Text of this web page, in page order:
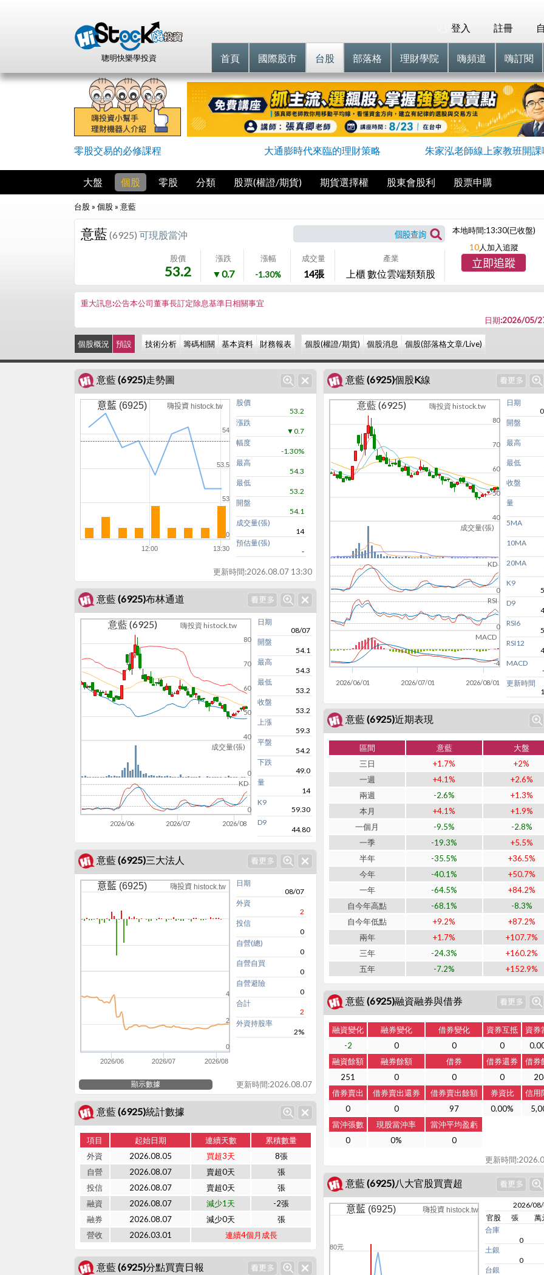
聰明快樂學投資
註冊
登入
首頁 國際股市 台股 部落格 理財學院 嗨頻道 嗨訂閱
零股交易的必修課程 大通膨時代來臨的理財策略 朱家泓老師線上家教班開課
大盤 個股 零股 分類 股票(權證/期貨) 期貨選擇權 股東會股利 股票申購
台股 » 個股 » 意藍
意藍 (6925) 可現股當沖
股價
53.2
漲跌
▼0.7
漲幅
-1.30%
成交量
14張
產業
上櫃 數位雲端類類股
本地時間:13:30(已收盤)
10人加入追蹤
立即追蹤
重大訊息:公告本公司董事長訂定除息基準日相關事宜
日期:2026/05/
個股概況 預設 技術分析 籌碼相關 基本資料 財務報表 個股(權證/期貨) 個股消息 個股(部落格文章/Live)
意藍 (6925)走勢圖
意藍 (6925) 嗨投資 histock.tw
12:00 13:30
53
53.5
54
0
股價
53.2
漲跌
▼0.7
幅度
-1.30%
最高
54.3
最低
53.2
開盤
54.1
成交量(張)
14
預估量(張)
-
更新時間:2026.08.07 13:30
意藍 (6925)個股K線
成交量(張)
KD
RSI
MACD
意藍 (6925) 嗨投資 histock.tw
2026/06/01 2026/07/01 2026/08/01
40
50
60
70
80
0
0
-4
日期
開盤
最高
最低
收盤
量
5MA
10MA
20MA
K9
D9
RSI6
RSI12
MACD
更新時間
意藍 (6925)布林通道
成交量(張)
KD
意藍 (6925) 嗨投資 histock.tw
2026/06 2026/07 2026/08
40
50
60
70
80
0
0
日期
08/07
開盤
54.1
最高
54.3
最低
53.2
收盤
53.2
上漲
59.3
平盤
54.2
下跌
49.0
量
14
K9
59.30
D9
44.80
意藍 (6925)近期表現
區間 意藍
大盤
三日
+1.7%
+2%
一週
+4.1%
+2.6%
兩週
-2.6%
+1.3%
本月
+4.1%
+1.9%
一個月
-9.5%
-2.8%
一季
-19.3%
+5.5%
半年
-35.5%
+36.5%
今年
-40.1%
+50.7%
一年
-64.5%
+84.2%
自今年高點
-68.1%
-8.3%
自今年低點
+9.2%
+87.2%
兩年
+1.7%
+107.7%
三年
-24.3%
+160.2%
五年
-7.2% +152.9%
意藍 (6925)三大法人
意藍 (6925) 嗨投資 histock.tw
2026/06 2026/07 2026/08
0
2
4
日期
08/07
外資
2
投信
0
自營(總)
0
自營自買
0
自營避險
0
合計
2
外資持股率
2%
顯示數據 更新時間:2026.08.07
意藍 (6925)融資融券與借券
融資變化 融券變化 借券變化 資券互抵
資券
-2
0 0 0
融資餘額
融券餘額 借券 借券還券
借券
251
0 0 0
借券賣出
借券賣出還券 借券賣出餘額 券資比
信用
0
0 97 0.00%
當沖張數
現股當沖率
當沖平均盈虧
0
0%
0
更新時間
意藍 (6925)統計數據
項目 起始日期 連續天數
累積數量
外資
2026.08.05 買超3天
8張
自營
2026.08.07 賣超0天
張
投信
2026.08.07 賣超0天
張
融資
2026.08.07 減少1天
-2張
融券
2026.08.07 減少0天
張
營收
2026.03.01 連續4個月成長
意藍 (6925)八大官股買賣超
意藍 (6925) 嗨投資 histock.tw
80元
2026/
官股
張
萬
合庫
0
土銀
0
台銀
意藍 (6925)分點買賣日報